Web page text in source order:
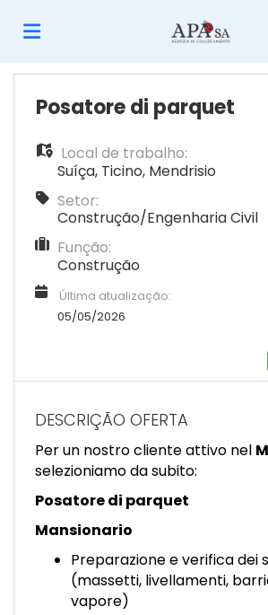
Página
inicial
Ofertas
de
emprego
Regista-
FR
IT
DE
Posatore di parquet
Local de trabalho:
Suíça, Ticino, Mendrisio
Setor:
Construção/Engenharia Civil
Função:
Construção
Última atualização:
05/05/2026
DESCRIÇÃO OFERTA
Per un nostro cliente attivo nel
selezioniamo da subito:
Posatore di parquet
Mansionario
Preparazione e verifica dei
(massetti, livellamenti,
vapore)